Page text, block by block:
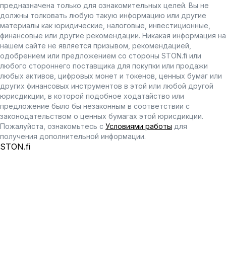
предназначена только для ознакомительных целей. Вы не
должны толковать любую такую информацию или другие
материалы как юридические, налоговые, инвестиционные,
финансовые или другие рекомендации. Никакая информация на
нашем сайте не является призывом, рекомендацией,
одобрением или предложением со стороны STON.fi или
любого стороннего поставщика для покупки или продажи
любых активов, цифровых монет и токенов, ценных бумаг или
других финансовых инструментов в этой или любой другой
юрисдикции, в которой подобное ходатайство или
предложение было бы незаконным в соответствии с
законодательством о ценных бумагах этой юрисдикции.
Пожалуйста, ознакомьтесь с Условиями работы для
получения дополнительной информации.
STON.fi